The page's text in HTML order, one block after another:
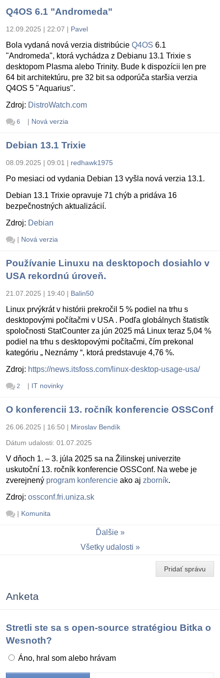
Q4OS 6.1 "Andromeda"
12.09.2025 | 22:07 | Pavel
Bola vydaná nová verzia distribúcie Q4OS 6.1
"Andromeda", ktorá vychádza z Debianu 13.1 Trixie s
desktopom Plasma alebo Trinity. Bude k dispozícii len pre
64 bit architektúru, pre 32 bit sa odporúča staršia verzia
Q4OS 5 "Aquarius".
Zdroj: DistroWatch.com
6 | Nová verzia
Debian 13.1 Trixie
08.09.2025 | 09:01 | redhawk1975
Po mesiaci od vydania Debian 13 vyšla nová verzia 13.1.
Debian 13.1 Trixie opravuje 71 chýb a pridáva 16
bezpečnostných aktualizácií.
Zdroj: Debian
| Nová verzia
Používanie Linuxu na desktopoch dosiahlo v
USA rekordnú úroveň.
21.07.2025 | 19:40 | Balin50
Linux prvýkrát v histórii prekročil 5 % podiel na trhu s
desktopovými počítačmi v USA . Podľa globálnych štatistík
spoločnosti StatCounter za jún 2025 má Linux teraz 5,04 %
podiel na trhu s desktopovými počítačmi, čím prekonal
kategóriu „ Neznámy “, ktorá predstavuje 4,76 %.
Zdroj: https://news.itsfoss.com/linux-desktop-usage-usa/
2 | IT novinky
O konferencii 13. ročník konferencie OSSConf
26.06.2025 | 16:50 | Miroslav Bendík
Dátum udalosti: 01.07.2025
V dňoch 1. – 3. júla 2025 sa na Žilinskej univerzite
uskutoční 13. ročník konferencie OSSConf. Na webe je
zverejnený program konferencie ako aj zborník.
Zdroj: ossconf.fri.uniza.sk
| Komunita
Ďalšie
Všetky udalosti
Pridať správu
Anketa
Stretli ste sa s open-source stratégiou Bitka o
Wesnoth?
Áno, hral som alebo hrávam